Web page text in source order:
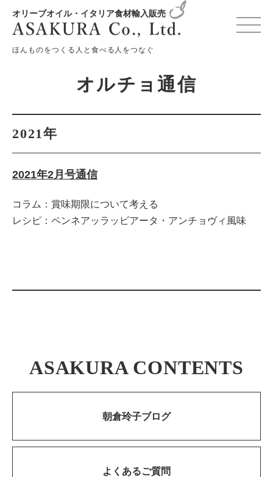
オリーブオイル・イタリア食材輸入販売
ほんものをつくる人と食べる人をつなぐ
変更確認プレビュー
オルチョ通信
2021年
2021年2月号通信
コラム：賞味期限について考える
レシピ：ペンネアッラッビアータ・アンチョヴィ風味
ASAKURA CONTENTS
朝倉玲子ブログ
よくあるご質問